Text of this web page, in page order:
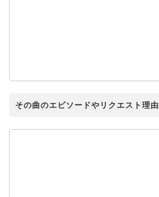
その曲のエピソードやリクエスト理由